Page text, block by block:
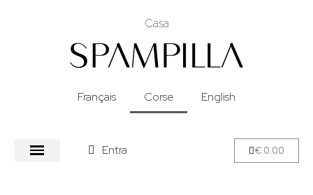
Casa
Français Corse English
Entra € 0.00